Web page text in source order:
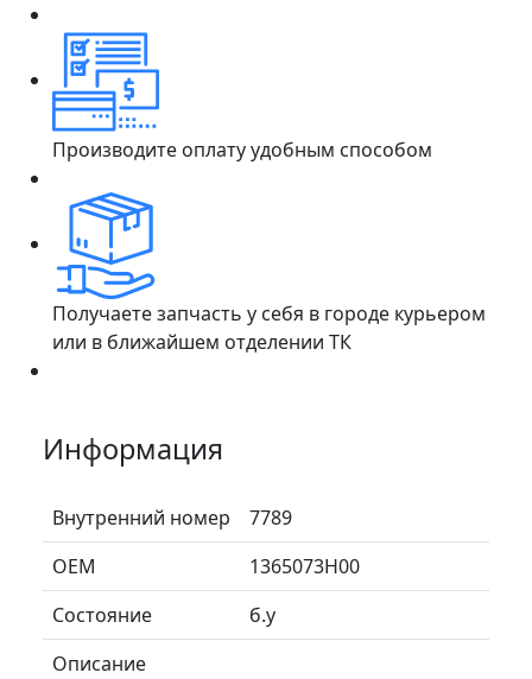
Производите оплату удобным способом
Получаете запчасть у себя в городе курьером
или в ближайшем отделении ТК
Информация
Внутренний номер
7789
ОЕМ
1365073H00
Состояние
б.у
Описание